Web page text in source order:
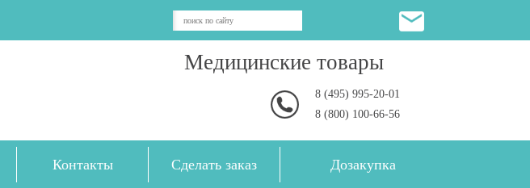
Медицинские товары
8 (495) 995-20-01
8 (800) 100-66-56
Контакты Сделать заказ Дозакупка